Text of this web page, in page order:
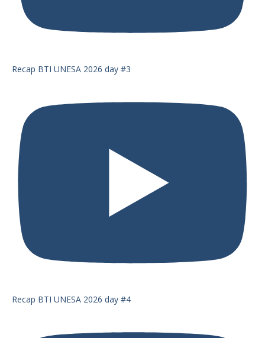
Recap BTI UNESA 2026 day #3
Recap BTI UNESA 2026 day #4